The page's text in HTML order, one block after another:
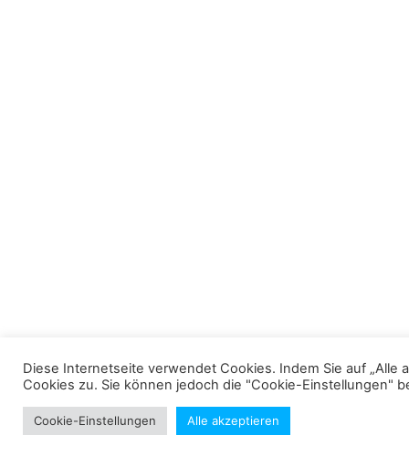
Diese Internetseite verwendet Cookies. Indem Sie auf „Alle
Cookies zu. Sie können jedoch die "Cookie-Einstellungen"
Cookie-Einstellungen Alle akzeptieren